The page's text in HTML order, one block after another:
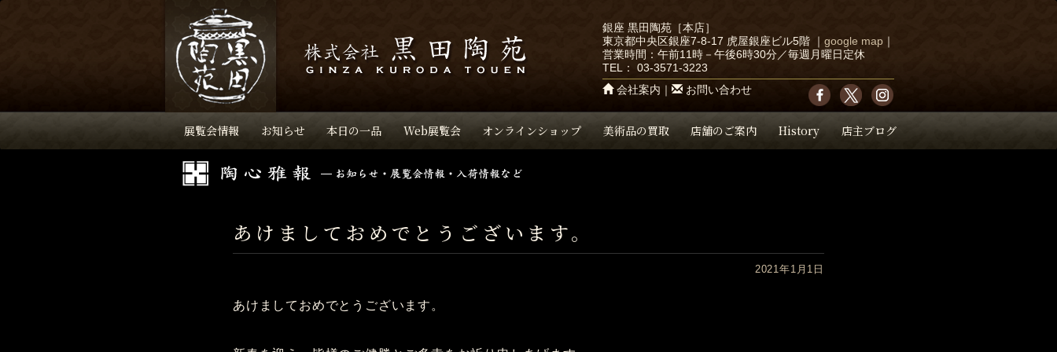
展覧会情報 お知らせ 本日の一品 Web展覧会 オンラインショップ 美術品の買取 店舗のご案内 History 店主ブログ
銀座 黒田陶苑［本店］
東京都中央区銀座7-8-17 虎屋銀座ビル5階
google map
営業時間：午前11時－午後6時30分／毎週月曜日定休
TEL： 03-3571-3223
会社案内
お問い合わせ
あけましておめでとうございます。
2021年1月1日
あけましておめでとうございます。